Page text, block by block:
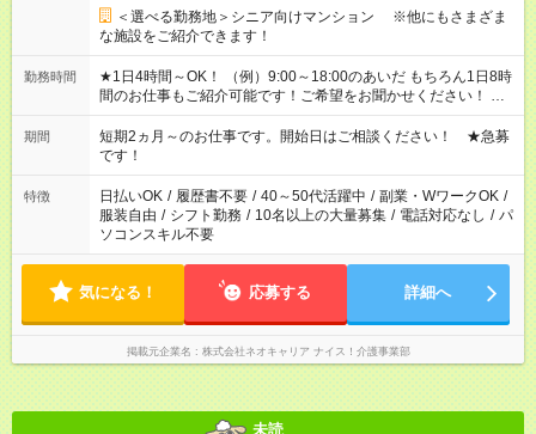
＜選べる勤務地＞シニア向けマンション ※他にもさまざま
な施設をご紹介できます！
勤務時間
★1日4時間～OK！ （例）9:00～18:00のあいだ もちろん1日8時
間のお仕事もご紹介可能です！ご希望をお聞かせください！ ★
家庭の都合でお休みが必要な場合も遠慮なくご相談ください。
※週最低15時間以上の勤務が必要です
期間
短期2ヵ月～のお仕事です。開始日はご相談ください！ ★急募
です！
特徴 日払いOK / 履歴書不要 / 40～50代活躍中 / 副業・WワークOK /
服装自由 / シフト勤務 / 10名以上の大量募集 / 電話対応なし / パ
ソコンスキル不要
気になる！ 応募する 詳細へ
掲載元企業名 株式会社ネオキャリア ナイス！介護事業部
未読